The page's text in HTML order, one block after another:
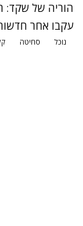
הוריה של שקד:
עקבו אחר חדשות 2
נוכל סחיטה